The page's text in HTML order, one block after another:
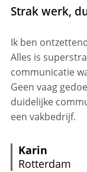
Strak werk,
Ik ben
Alles is
communicatie
Geen vaag
duidelijke
een vakbedrijf.
Karin
Rotterdam